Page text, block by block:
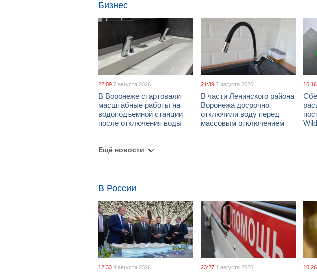
Бизнес
22:09 7 августа 2026
В Воронеже стартовали
масштабные работы на
водоподъемной станции
после отключения воды
21:39 7 августа 2026
В части Ленинского района
Воронежа досрочно
отключили воду перед
массовым отключением
16:16
Ещё новости
В России
12:33 4 августа 2026 23:27 1 августа 2026 10:26